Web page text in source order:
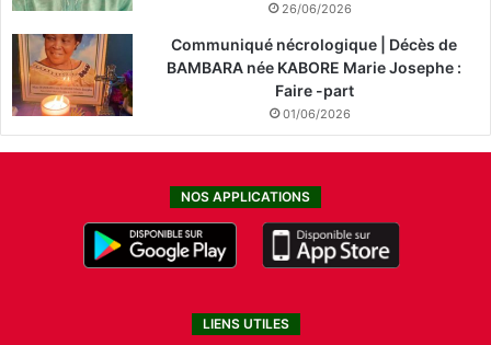
26/06/2026
Communiqué nécrologique | Décès de
BAMBARA née KABORE Marie Josephe :
Faire -part
01/06/2026
NOS APPLICATIONS
LIENS UTILES